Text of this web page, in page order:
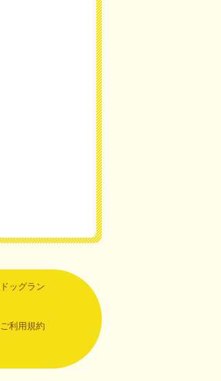
ドッグラン
ご利用規約